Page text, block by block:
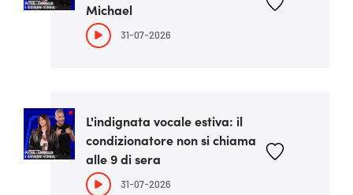
Michael
31-07-2026
L'indignata vocale estiva: il
condizionatore non si chiama
alle 9 di sera
31-07-2026